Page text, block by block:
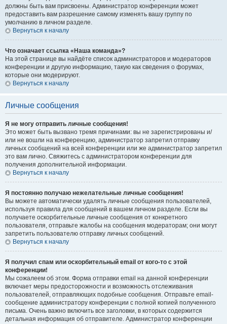
должны быть вам присвоены. Администратор конференции может
предоставить вам разрешение самому изменять вашу группу по
умолчанию в личном разделе.
Вернуться к началу
Что означает ссылка «Наша команда»?
На этой странице вы найдёте список администраторов и модераторов
конференции и другую информацию, такую как сведения о форумах,
которые они модерируют.
Вернуться к началу
Личные сообщения
Я не могу отправить личные сообщения!
Это может быть вызвано тремя причинами: вы не зарегистрированы и/
или не вошли на конференцию, администратор запретил отправку
личных сообщений на всей конференции или же администратор запретил
это вам лично. Свяжитесь с администратором конференции для
получения дополнительной информации.
Вернуться к началу
Я постоянно получаю нежелательные личные сообщения!
Вы можете автоматически удалять личные сообщения пользователей,
используя правила для сообщений в вашем личном разделе. Если вы
получаете оскорбительные личные сообщения от конкретного
пользователя, отправьте жалобы на сообщения модераторам; они могут
запретить пользователю отправку личных сообщений.
Вернуться к началу
Я получил спам или оскорбительный email от кого-то с этой
конференции!
Мы сожалеем об этом. Форма отправки email на данной конференции
включает меры предосторожности и возможность отслеживания
пользователей, отправляющих подобные сообщения. Отправьте email-
сообщение администратору конференции с полной копией полученного
письма. Очень важно включить все заголовки, в которых содержится
детальная информация об отправителе. Администратор конференции